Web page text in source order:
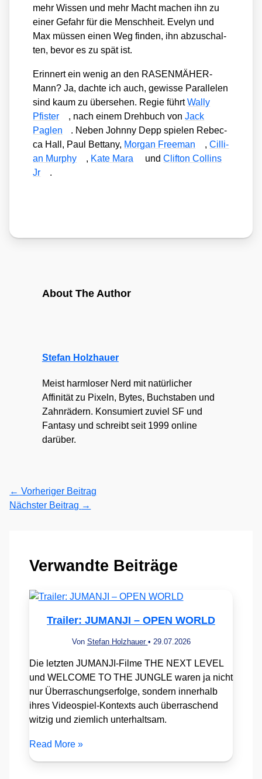
mehr Wis­sen und mehr Macht machen ihn zu
einer Gefahr für die Mensch­heit. Eve­lyn und
Max müs­sen einen Weg fin­den, ihn abzu­schal­
ten, bevor es zu spät ist.
Erin­nert ein wenig an den RASEN­MÄ­HER-
Mann? Ja, dach­te ich auch, gewis­se Par­al­le­len
sind kaum zu über­se­hen. Regie führtWal­ly
Pfis­ter
, nach einem Dreh­buch vonJack
Paglen
. Neben John­ny Depp spie­len Rebec­
ca Hall, Paul Bet­ta­ny, Mor­gan Free­man ,Cil­li­
an Mur­phy
, Kate Mara undClif­ton Coll­ins
Jr
.
About The Author
Stefan Holzhauer
Meist harmloser Nerd mit natürlicher
Affinität zu Pixeln, Bytes, Buchstaben und
Zahnrädern. Konsumiert zuviel SF und
Fantasy und schreibt seit 1999 online
darüber.
← Vorheriger Beitrag
Nächster Beitrag →
Verwandte Beiträge
Trailer: JUMANJI – OPEN WORLD
Von Stefan Holzhauer • 29.07.2026
Die letzten JUMANJI-Filme THE NEXT LEVEL
und WELCOME TO THE JUNGLE waren ja nicht
nur Überraschungserfolge, sondern innerhalb
ihres Videospiel-Kontexts auch überraschend
witzig und ziemlich unterhaltsam.
Read More »